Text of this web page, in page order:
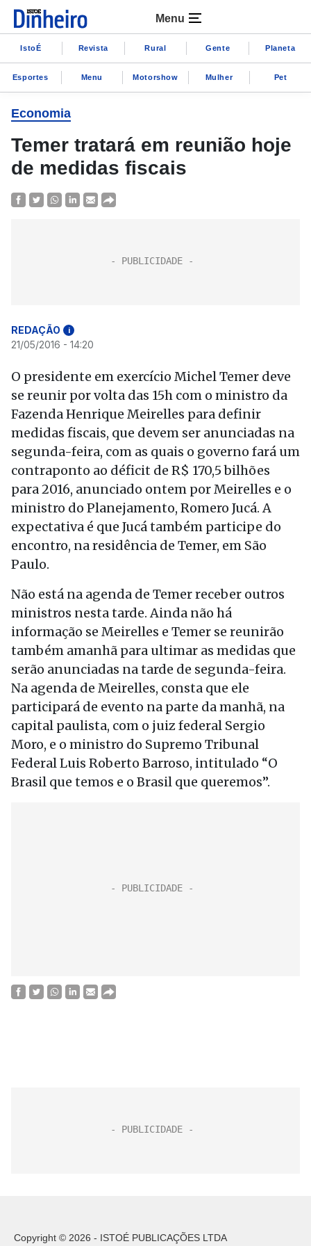
Menu
IstoÉ Revista Rural Gente Planeta
Esportes Menu Motorshow Mulher Pet
Economia
Temer tratará em reunião hoje
de medidas fiscais
REDAÇÃO i
21/05/2016 - 14:20
O presidente em exercício Michel Temer deve
se reunir por volta das 15h com o ministro da
Fazenda Henrique Meirelles para definir
medidas fiscais, que devem ser anunciadas na
segunda-feira, com as quais o governo fará um
contraponto ao déficit de R$ 170,5 bilhões
para 2016, anunciado ontem por Meirelles e o
ministro do Planejamento, Romero Jucá. A
expectativa é que Jucá também participe do
encontro, na residência de Temer, em São
Paulo.
Não está na agenda de Temer receber outros
ministros nesta tarde. Ainda não há
informação se Meirelles e Temer se reunirão
também amanhã para ultimar as medidas que
serão anunciadas na tarde de segunda-feira.
Na agenda de Meirelles, consta que ele
participará de evento na parte da manhã, na
capital paulista, com o juiz federal Sergio
Moro, e o ministro do Supremo Tribunal
Federal Luis Roberto Barroso, intitulado “O
Brasil que temos e o Brasil que queremos”.
Copyright © 2026 - ISTOÉ PUBLICAÇÕES LTDA